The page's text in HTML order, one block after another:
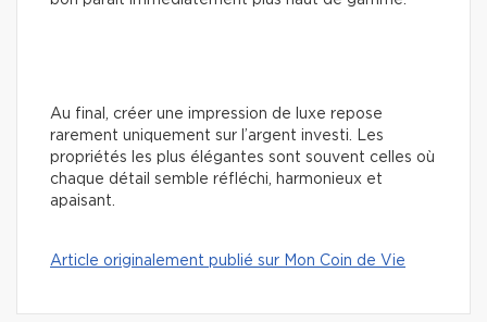
Au final, créer une impression de luxe repose
rarement uniquement sur l’argent investi. Les
propriétés les plus élégantes sont souvent celles où
chaque détail semble réfléchi, harmonieux et
apaisant.
Article originalement publié sur Mon Coin de Vie